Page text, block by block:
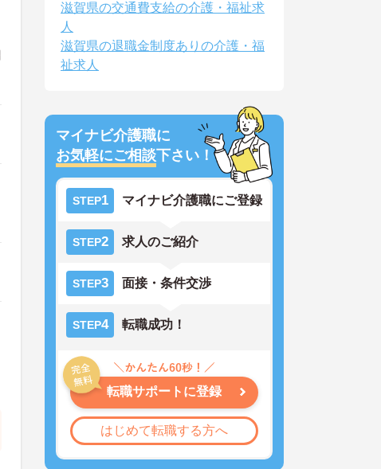
滋賀県の交通費支給の介護・福祉求
人
滋賀県の退職金制度ありの介護・福
祉求人
マイナビ介護職に
お気軽にご相談下さい！
STEP1 マイナビ介護職にご登録
STEP2 求人のご紹介
STEP3 面接・条件交渉
STEP4 転職成功！
転職サポートに登録
はじめて転職する方へ